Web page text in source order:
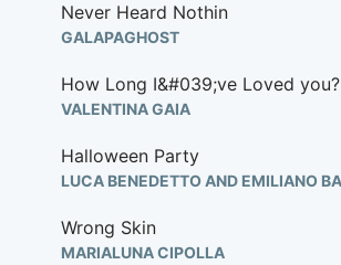
Never Heard Nothin
GALAPAGHOST
How Long I&#039;ve Loved you?
VALENTINA GAIA
Halloween Party
Wrong Skin
MARIALUNA CIPOLLA